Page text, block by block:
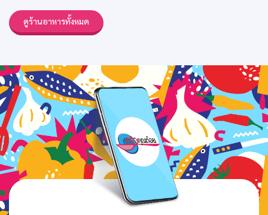
ดูร้านอาหารทั้งหมด